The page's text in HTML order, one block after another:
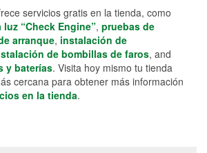
servicios gratis en la tienda, como
“Check Engine”, pruebas de
arranque, instalación de
de bombillas de faros, and
y baterías. Visita hoy mismo tu tienda
cercana para obtener más información
en la tienda.